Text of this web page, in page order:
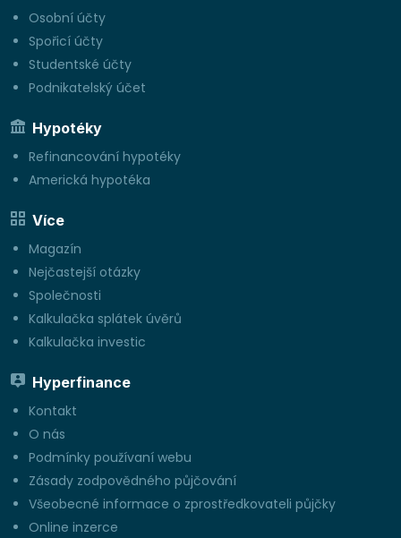
Osobní účty
Spořicí účty
Studentské účty
Podnikatelský účet
Hypotéky
Refinancování hypotéky
Americká hypotéka
Více
Magazín
Nejčastejší otázky
Společnosti
Kalkulačka splátek úvěrů
Kalkulačka investic
Hyperfinance
Kontakt
O nás
Podmínky používaní webu
Zásady zodpovědného půjčování
Všeobecné informace o zprostředkovateli půjčky
Online inzerce